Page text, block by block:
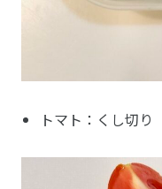
トマト：くし切り